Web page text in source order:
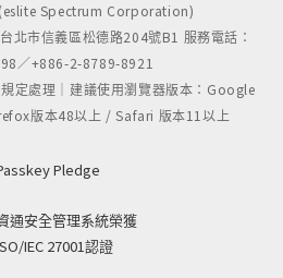
Spectrum Corporation)
北市信義區松德路204號B1 服務電話：
／+886-2-8789-8921
定處理｜建議使用瀏覽器版本：Google
版本48以上 / Safari 版本11以上
Pledge
通安全管理系統榮獲
IEC 27001認證